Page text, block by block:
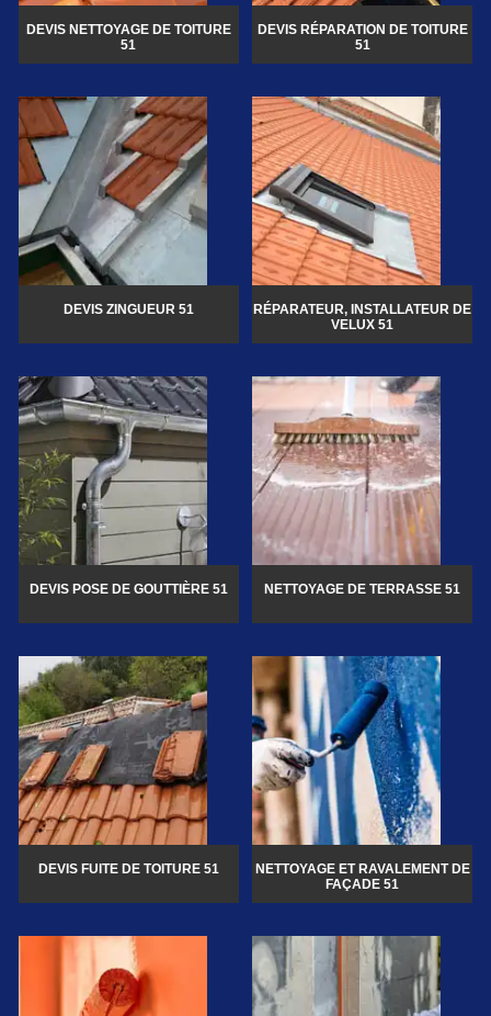
DEVIS NETTOYAGE DE TOITURE
51
DEVIS RÉPARATION DE TOITURE
51
DEVIS ZINGUEUR 51
RÉPARATEUR, INSTALLATEUR DE
VELUX 51
DEVIS POSE DE GOUTTIÈRE 51 NETTOYAGE DE TERRASSE 51
DEVIS FUITE DE TOITURE 51
NETTOYAGE ET RAVALEMENT DE
FAÇADE 51